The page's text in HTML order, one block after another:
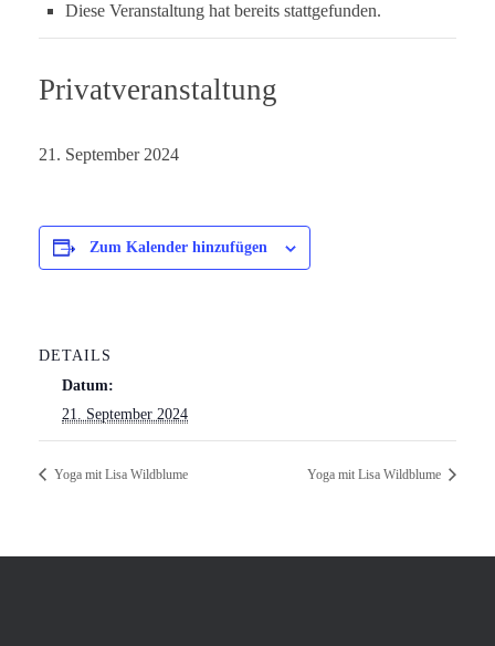
Diese Veranstaltung hat bereits stattgefunden.
Privatveranstaltung
21. September 2024
Zum Kalender hinzufügen
DETAILS
Datum:
21. September 2024
Yoga mit Lisa Wildblume Yoga mit Lisa Wildblume